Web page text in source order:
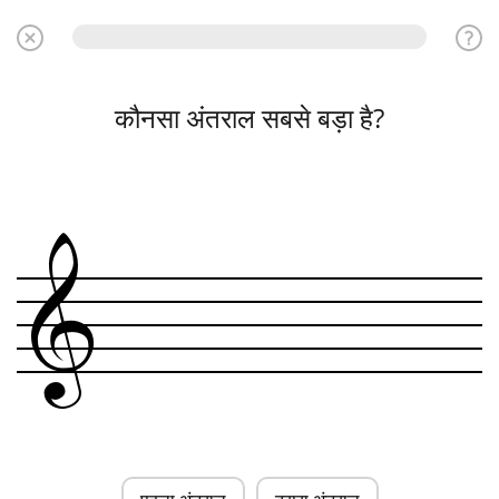
कौनसा अंतराल सबसे बड़ा है?
&